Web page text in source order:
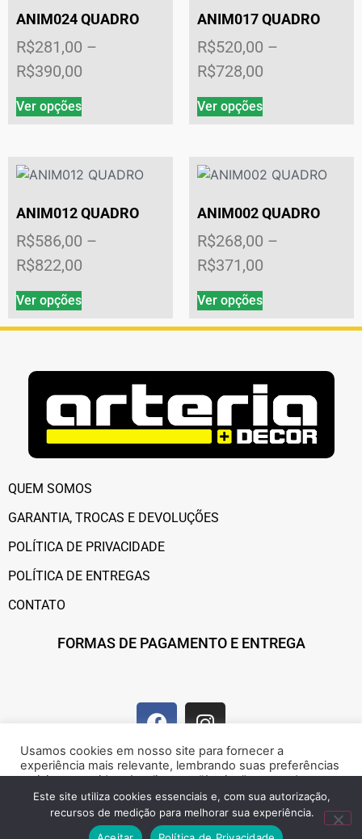
ANIM024 QUADRO
R$281,00 –
R$390,00
Ver opções
ANIM017 QUADRO
R$520,00 –
R$728,00
Ver opções
ANIM012 QUADRO
R$586,00 –
R$822,00
Ver opções
ANIM002 QUADRO
R$268,00 –
R$371,00
Ver opções
QUEM SOMOS
GARANTIA, TROCAS E DEVOLUÇÕES
POLÍTICA DE PRIVACIDADE
POLÍTICA DE ENTREGAS
CONTATO
FORMAS DE PAGAMENTO E ENTREGA
Marque presença na web!
Usamos cookies em nosso site para fornecer a
experiência mais relevante, lembrando suas preferências
e visitas repetidas. Ao clicar em “Aceitar”, concorda com a
utilização de cookies.
Aceitar
Este site utiliza cookies essenciais e, com sua autorização,
recursos de medição para melhorar sua experiência.